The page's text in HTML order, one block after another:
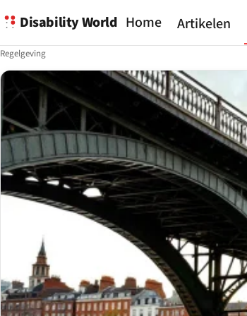
Disability World Home Artikelen
Regelgeving